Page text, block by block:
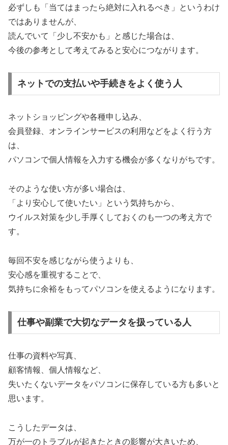
必ずしも「当てはまったら絶対に入れるべき」というわけ
ではありませんが、
読んでいて「少し不安かも」と感じた場合は、
今後の参考として考えてみると安心につながります。
ネットでの支払いや手続きをよく使う人
ネットショッピングや各種申し込み、
会員登録、オンラインサービスの利用などをよく行う方
は、
パソコンで個人情報を入力する機会が多くなりがちです。
そのような使い方が多い場合は、
「より安心して使いたい」という気持ちから、
ウイルス対策を少し手厚くしておくのも一つの考え方で
す。
毎回不安を感じながら使うよりも、
安心感を重視することで、
気持ちに余裕をもってパソコンを使えるようになります。
仕事や副業で大切なデータを扱っている人
仕事の資料や写真、
顧客情報、個人情報など、
失いたくないデータをパソコンに保存している方も多いと
思います。
こうしたデータは、
万が一のトラブルが起きたときの影響が大きいため、